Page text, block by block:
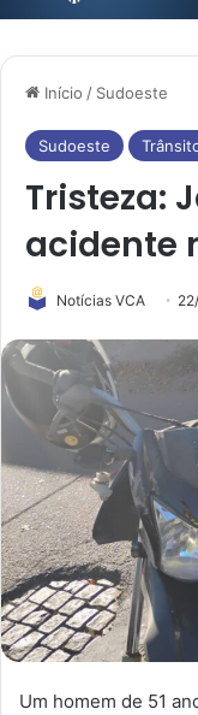
Início / Sudoeste
Sudoeste
Tristeza:
acidente
Notícias VCA
Um homem de 51